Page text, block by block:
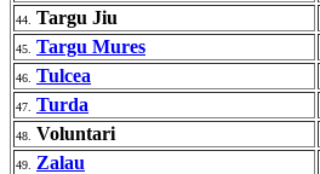
44. Targu Jiu
45. Targu Mures
46. Tulcea
47. Turda
48. Voluntari
49. Zalau